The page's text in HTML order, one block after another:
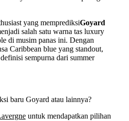
yang memprediksiGoyard
salah satu warna tas luxury
di musim panas ini. Dengan
Caribbean blue yang standout,
sempurna dari summer
baru Goyard atau lainnya?
untuk mendapatkan pilihan